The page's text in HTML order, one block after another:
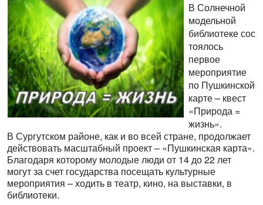
В Солнечной
модельной
библиотеке сос
тоялось
первое
мероприятие
по Пушкинской
карте – квест
«Природа =
жизнь».
В Сургутском районе, как и во всей стране, продолжает
действовать масштабный проект – «Пушкинская карта».
Благодаря которому молодые люди от 14 до 22 лет
могут за счет государства посещать культурные
мероприятия – ходить в театр, кино, на выставки, в
библиотеки.